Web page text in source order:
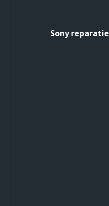
Sony reparatie